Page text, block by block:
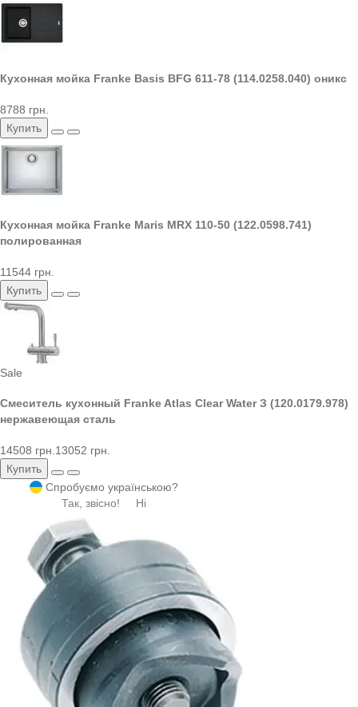
Кухонная мойка Franke Basis BFG 611-78 (114.0258.040) оникс
8788 грн.
Купить
Кухонная мойка Franke Maris MRX 110-50 (122.0598.741)
полированная
11544 грн.
Купить
Sale
Смеситель кухонный Franke Atlas Clear Water З (120.0179.978)
нержавеющая сталь
14508 грн. 13052 грн.
Купить
Спробуємо українською?
Так, звісно!
Ні